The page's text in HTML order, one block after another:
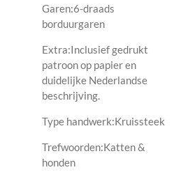
Garen:6-draads
borduurgaren
Extra:Inclusief gedrukt
patroon op papier en
duidelijke Nederlandse
beschrijving.
Type handwerk:Kruissteek
Trefwoorden:Katten &
honden